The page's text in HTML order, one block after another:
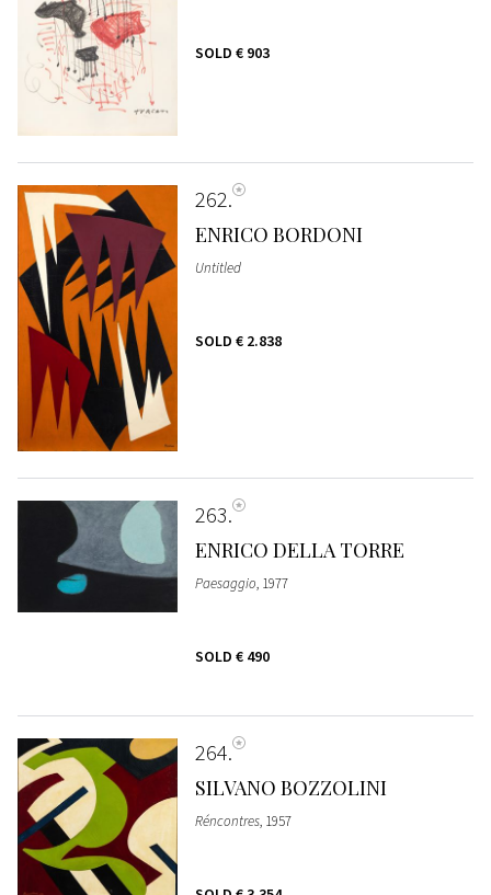
SOLD € 903
262
ENRICO BORDONI
Untitled
SOLD € 2.838
263
ENRICO DELLA TORRE
Paesaggio, 1977
SOLD € 490
264
SILVANO BOZZOLINI
Réncontres, 1957